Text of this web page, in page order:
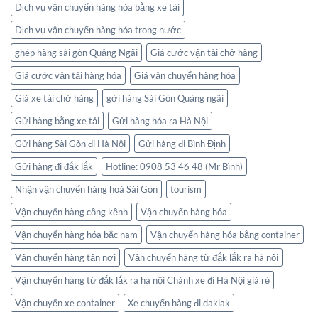
Dịch vụ vận chuyển hàng hóa bằng xe tải
Dịch vụ vận chuyển hàng hóa trong nước
ghép hàng sài gòn Quảng Ngãi
Giá cước vận tải chở hàng
Giá cước vận tải hàng hóa
Giá vận chuyển hàng hóa
Giá xe tải chở hàng
gởi hàng Sài Gòn Quảng ngãi
Gửi hàng bằng xe tải
Gửi hàng hóa ra Hà Nội
Gửi hàng Sài Gòn đi Hà Nội
Gửi hàng đi Bình Định
Gửi hàng đi đắk lắk
Hotline: 0908 53 46 48 (Mr Bình)
Nhận vận chuyển hàng hoá Sài Gòn
tourism
Vận chuyển hàng cồng kềnh
Vận chuyển hàng hóa
Vận chuyển hàng hóa bắc nam
Vận chuyển hàng hóa bằng container
Vận chuyển hàng tận nơi
Vận chuyển hàng từ đắk lắk ra hà nội
Vận chuyển hàng từ đắk lắk ra hà nội Chành xe đi Hà Nội giá rẻ
Vận chuyển xe container
Xe chuyển hàng đi daklak